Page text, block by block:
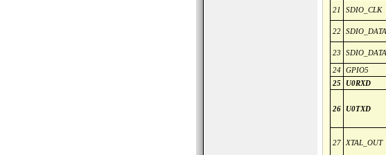
21 SDIO_CLK
22
23
24 GPIO5
25
U0RXD
26 U0TXD
27 XTAL_OUT